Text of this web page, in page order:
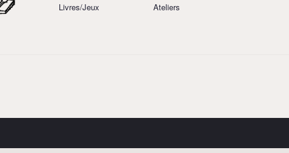
Livres/Jeux
Ateliers